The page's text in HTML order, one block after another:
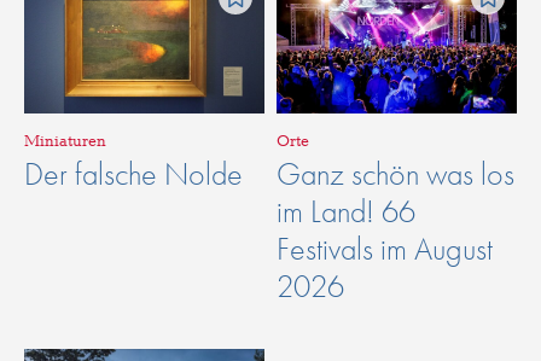
Miniaturen
Der falsche Nolde
Orte
Ganz schön was los
im Land! 66
Festivals im August
2026